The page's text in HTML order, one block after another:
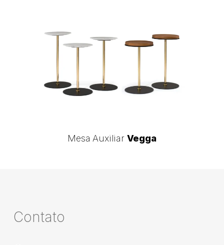
Auxiliar
Mesa Auxiliar Vegga
Contato